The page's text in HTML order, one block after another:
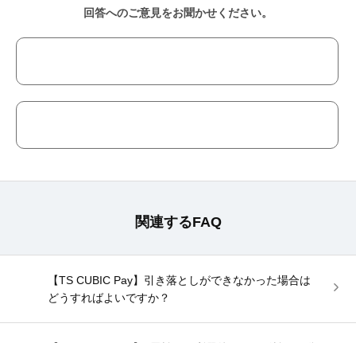
回答へのご意見をお聞かせください。
関連するFAQ
【TS CUBIC Pay】引き落としができなかった場合は
どうすればよいですか？